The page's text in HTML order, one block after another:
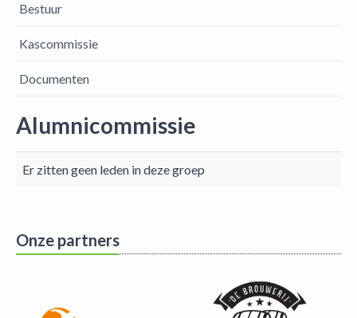
Bestuur
Kascommissie
Documenten
Alumnicommissie
Er zitten geen leden in deze groep
Onze partners